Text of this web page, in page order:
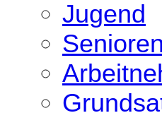
Jugend
Senioren